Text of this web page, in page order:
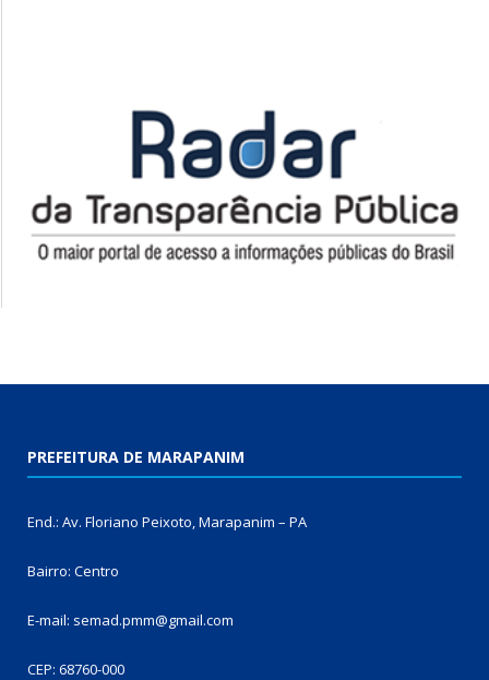
PREFEITURA DE MARAPANIM
End.: Av. Floriano Peixoto, Marapanim – PA
Bairro: Centro
E-mail: semad.pmm@gmail.com
CEP: 68760-000